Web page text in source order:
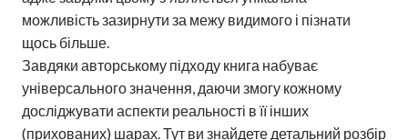
можливість зазирнути за межу видимого і пізнати
щось більше.
Завдяки авторському підходу книга набуває
універсального значення, даючи змогу кожному
досліджувати аспекти реальності в її інших
(прихованих) шарах. Тут ви знайдете детальний розбір